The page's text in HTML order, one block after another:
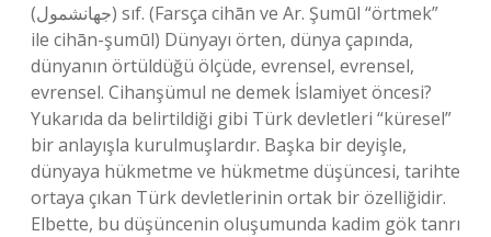
(ﺟﻬﺎﻧﺸﻤﻮﻝ) sıf. (Farsça cihān ve Ar. Şumūl “örtmek”
ile cihān-şumūl) Dünyayı örten, dünya çapında,
dünyanın örtüldüğü ölçüde, evrensel, evrensel,
evrensel. Cihanşümul ne demek İslamiyet öncesi?
Yukarıda da belirtildiği gibi Türk devletleri “küresel”
bir anlayışla kurulmuşlardır. Başka bir deyişle,
dünyaya hükmetme ve hükmetme düşüncesi, tarihte
ortaya çıkan Türk devletlerinin ortak bir özelliğidir.
Elbette, bu düşüncenin oluşumunda kadim gök tanrı